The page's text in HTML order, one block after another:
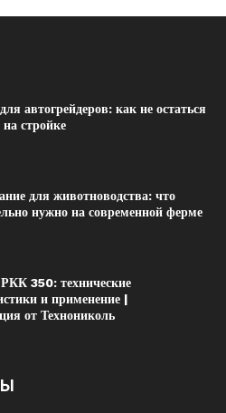
автогрейдеров: как не остаться
стройке
для животноводства: что
нужно на современной ферме
350: технические
и применение |
от Технониколь